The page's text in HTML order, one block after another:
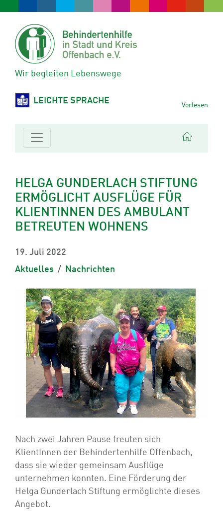
Wir begleiten Lebenswege
LEICHTE SPRACHE Vorlesen
HELGA GUNDERLACH STIFTUNG
ERMÖGLICHT AUSFLÜGE FÜR
KLIENTINNEN DES AMBULANT
BETREUTEN WOHNENS
19. Juli 2022
Aktuelles
Nachrichten
Nach zwei Jahren Pause freuten sich
KlientInnen der Behindertenhilfe Offenbach,
dass sie wieder gemeinsam Ausflüge
unternehmen konnten. Eine Förderung der
Helga Gunderlach Stiftung ermöglichte dieses
Angebot.